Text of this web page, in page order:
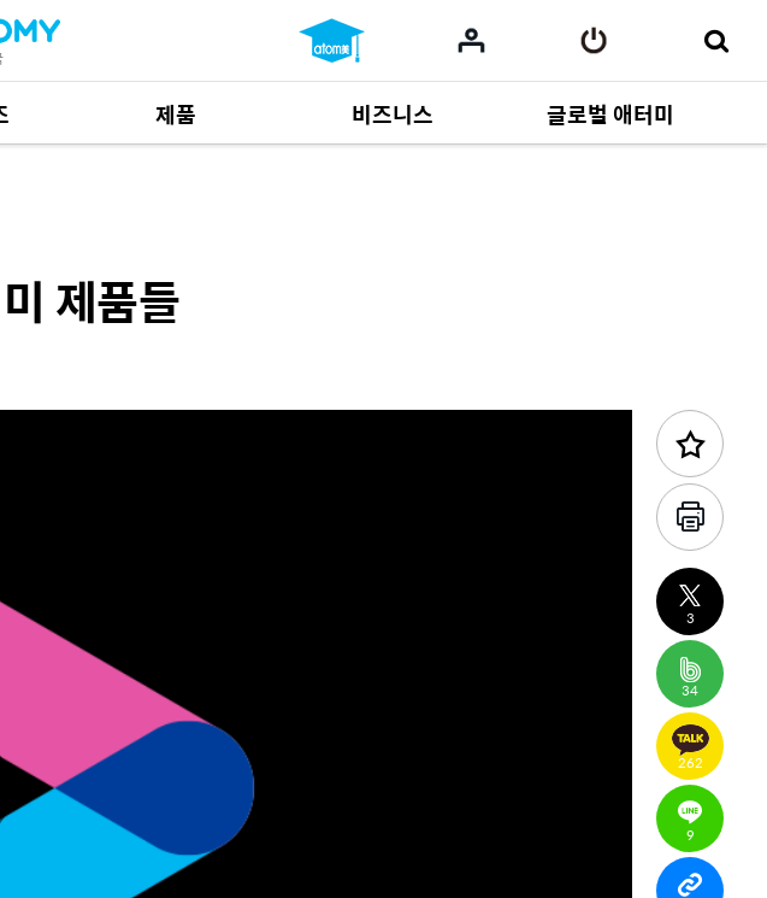
제품
제품 자료685
비즈니스
사업 자료165
글로벌 애터미
이전 콘텐츠
제품들